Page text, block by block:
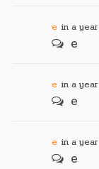
e in a year
e
e in a year
e
e in a year
e